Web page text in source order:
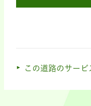
この道路のサー